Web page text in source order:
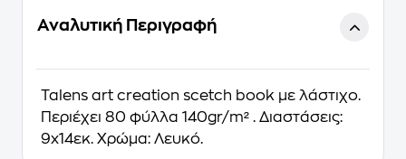
Αναλυτική Περιγραφή
Talens art creation scetch book με λάστιχο.
Περιέχει 80 φύλλα 140gr/m² . Διαστάσεις:
9x14εκ. Χρώμα: Λευκό.